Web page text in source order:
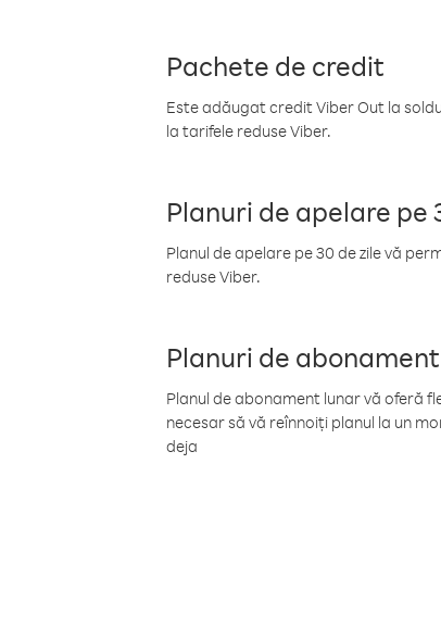
Pachete de credit
Este adăugat credit Viber Out la
la tarifele reduse Viber.
Planuri de apelare pe
Planul de apelare pe 30 de zile vă
reduse Viber.
Planuri de
Planul de abonament lunar vă oferă
necesar să vă reînnoiți planul la un
deja